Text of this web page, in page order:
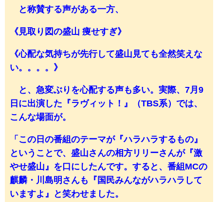
と称賛する声がある一方、
《見取り図の盛山 痩せすぎ》
《心配な気持ちが先行して盛山見ても全然笑えな
い。。。。》
と、急変ぶりを心配する声も多い。実際、7月9
日に出演した『ラヴィット！』（TBS系）では、
こんな場面が。
「この日の番組のテーマが『ハラハラするもの』
ということで、盛山さんの相方リリーさんが『激
やせ盛山』を口にしたんです。すると、番組MCの
麒麟・川島明さんも『国民みんながハラハラして
いますよ』と笑わせました。